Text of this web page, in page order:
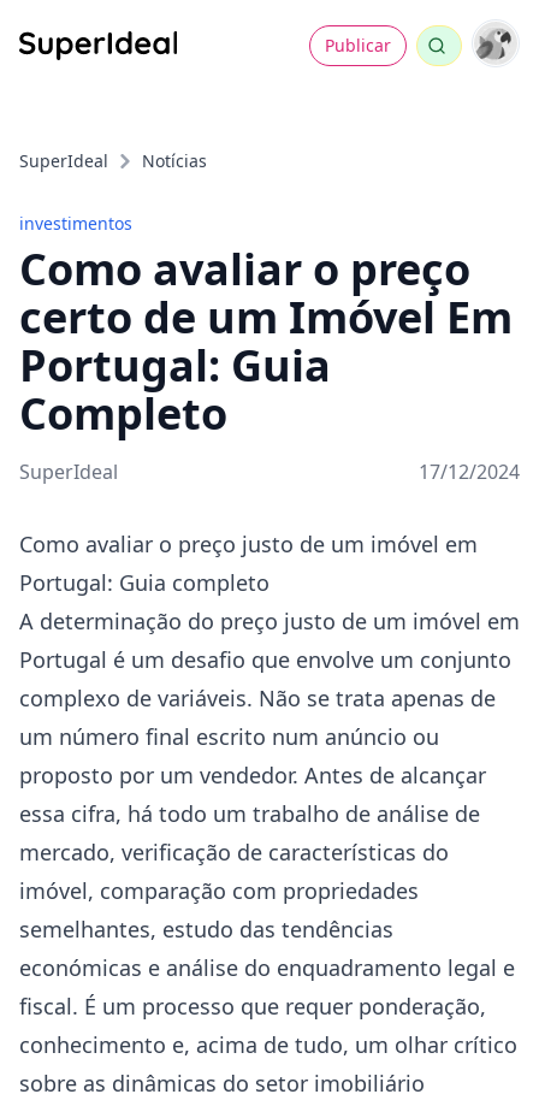
Publicar
SuperIdeal Notícias
investimentos
Como avaliar o preço
certo de um Imóvel Em
Portugal: Guia
Completo
SuperIdeal 17/12/2024
Como avaliar o preço justo de um imóvel em
Portugal: Guia completo
A determinação do preço justo de um imóvel em
Portugal é um desafio que envolve um conjunto
complexo de variáveis. Não se trata apenas de
um número final escrito num anúncio ou
proposto por um vendedor. Antes de alcançar
essa cifra, há todo um trabalho de análise de
mercado, verificação de características do
imóvel, comparação com propriedades
semelhantes, estudo das tendências
económicas e análise do enquadramento legal e
fiscal. É um processo que requer ponderação,
conhecimento e, acima de tudo, um olhar crítico
sobre as dinâmicas do setor imobiliário